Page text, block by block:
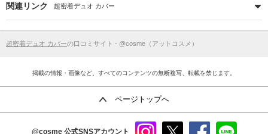
関連リンク 超密着デュオ カバー
超密着デュオ カバーの口コミサイト - @cosme（アットコスメ）
掲載の情報・画像など、すべてのコンテンツの無断複写、転載を禁じます。
ページトップへ
@cosme 公式SNSアカウント